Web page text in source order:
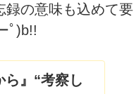
録の意味も込めて要
ﾟ)b!!
』“考察し